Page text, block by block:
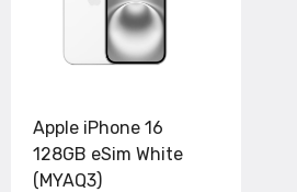
Apple iPhone 16
128GB eSim White
(MYAQ3)